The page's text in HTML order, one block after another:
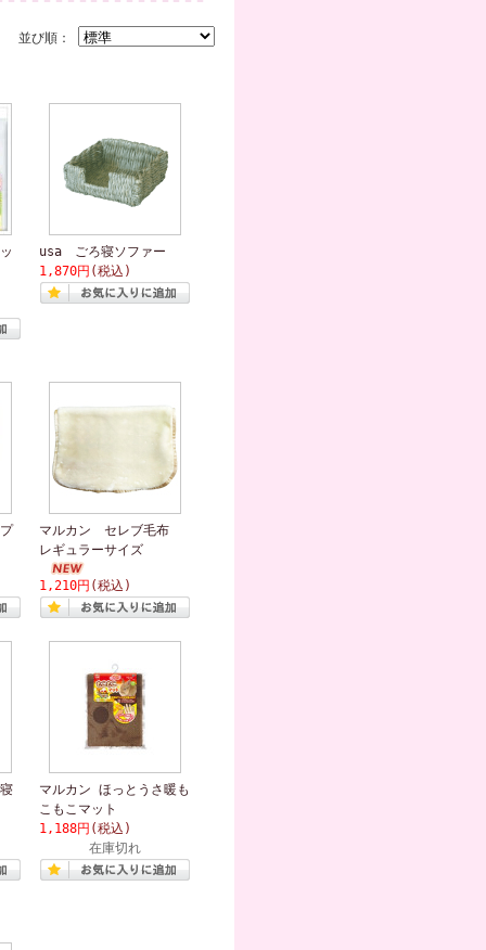
並び順：
usa ごろ寝ソファー
1,870円 (税込)
マルカン セレブ毛布
レギュラーサイズ
1,210円 (税込)
マルカン ほっとうさ暖も
こもこマット
1,188円 (税込)
在庫切れ